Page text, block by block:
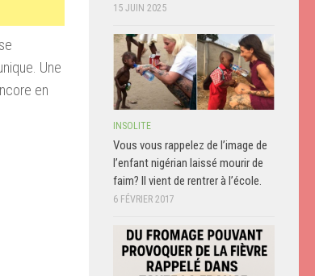
Une
en
15 JUIN 2025
INSOLITE
Vous vous rappelez de l’image de
l’enfant nigérian laissé mourir de
faim? Il vient de rentrer à l’école.
6 FÉVRIER 2017